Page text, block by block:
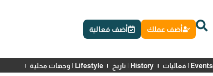
أضف عملك أضف فعالية
Events | فعاليات History | تاريخ Lifestyle | وجهات محلية